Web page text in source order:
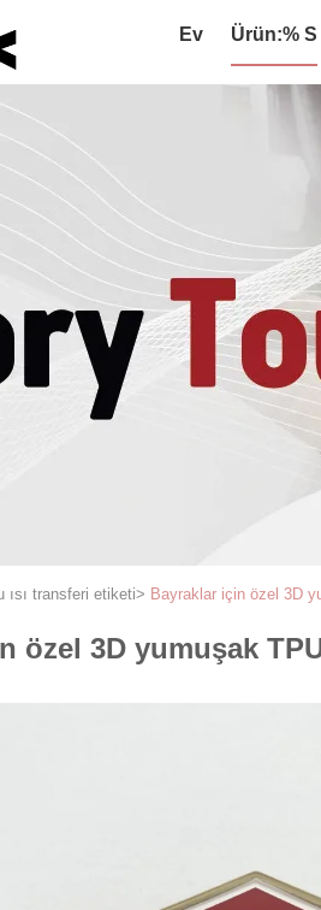
Ev Ürün:% S
ısı transferi etiketi> Bayraklar için özel 3D
özel 3D yumuşak